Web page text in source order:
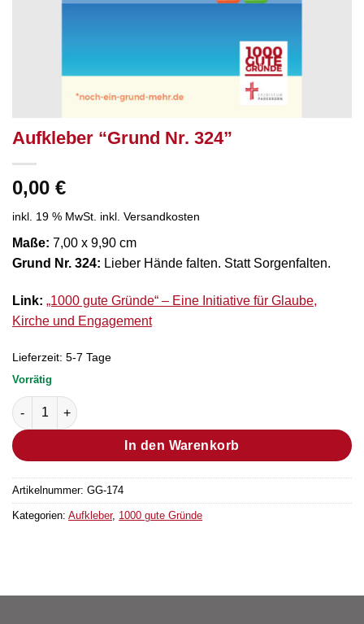
Aufkleber “Grund Nr. 324”
0,00 €
inkl. 19 % MwSt. inkl. Versandkosten
Maße: 7,00 x 9,90 cm
Grund Nr. 324: Lieber Hände falten. Statt Sorgenfalten.
Link: „1000 gute Gründe“ – Eine Initiative für Glaube,
Kirche und Engagement
Lieferzeit: 5-7 Tage
Vorrätig
Aufkleber "Grund Nr. 324" Menge
In den Warenkorb
Artikelnummer: GG-174
Kategorien: Aufkleber, 1000 gute Gründe